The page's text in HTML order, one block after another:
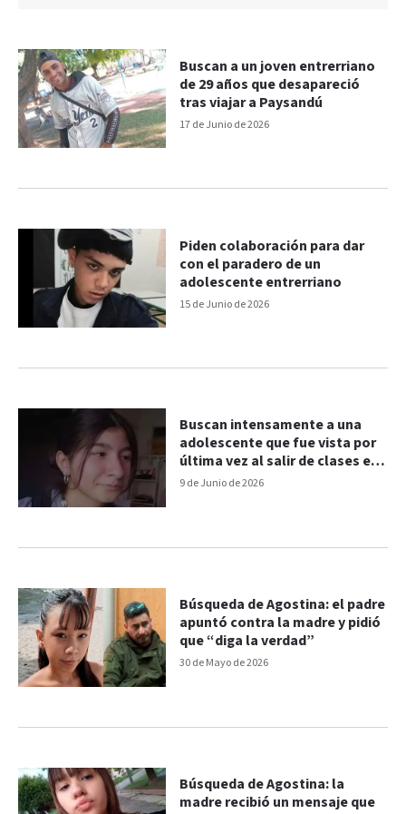
17 de Junio de 2026
Buscan a un joven entrerriano
de 29 años que desapareció
tras viajar a Paysandú
15 de Junio de 2026
Piden colaboración para dar
con el paradero de un
adolescente entrerriano
9 de Junio de 2026
Buscan intensamente a una
adolescente que fue vista por
última vez al salir de clases en
Córdoba
30 de Mayo de 2026
Búsqueda de Agostina: el padre
apuntó contra la madre y pidió
que “diga la verdad”
Búsqueda de Agostina: la
madre recibió un mensaje que